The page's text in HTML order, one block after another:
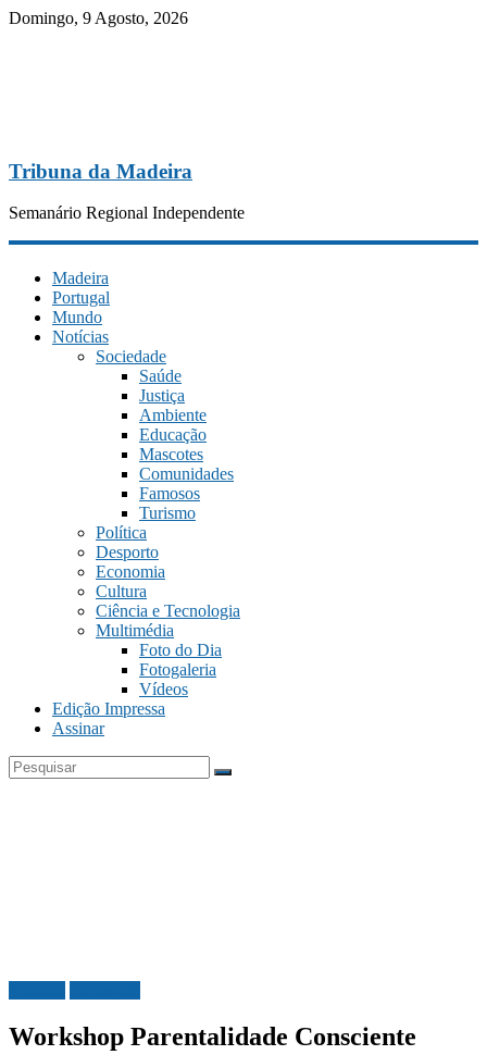
Domingo, 9 Agosto, 2026
Tribuna da Madeira
Semanário Regional Independente
Madeira
Portugal
Mundo
Notícias
Sociedade
Saúde
Justiça
Ambiente
Educação
Mascotes
Comunidades
Famosos
Turismo
Política
Desporto
Economia
Cultura
Ciência e Tecnologia
Multimédia
Foto do Dia
Fotogaleria
Vídeos
Edição Impressa
Assinar
Workshop Parentalidade Consciente